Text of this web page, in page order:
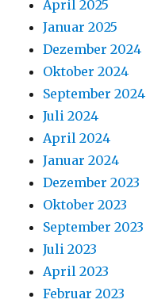
April 2025
Januar 2025
Dezember 2024
Oktober 2024
September 2024
Juli 2024
April 2024
Januar 2024
Dezember 2023
Oktober 2023
September 2023
Juli 2023
April 2023
Februar 2023